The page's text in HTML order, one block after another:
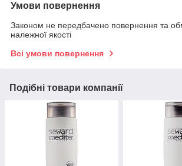
Умови повернення
Законом не передбачено повернення та
належної якості
Всі умови повернення
Подібні товари компанії